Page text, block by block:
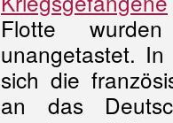
Flotte
unangetastet. In
sich die
an das